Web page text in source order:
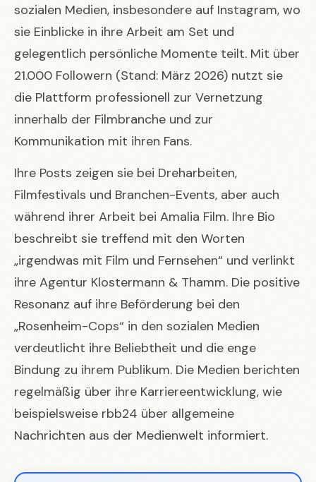
sozialen Medien, insbesondere auf Instagram, wo
sie Einblicke in ihre Arbeit am Set und
gelegentlich persönliche Momente teilt. Mit über
21.000 Followern (Stand: März 2026) nutzt sie
die Plattform professionell zur Vernetzung
innerhalb der Filmbranche und zur
Kommunikation mit ihren Fans.
Ihre Posts zeigen sie bei Dreharbeiten,
Filmfestivals und Branchen-Events, aber auch
während ihrer Arbeit bei Amalia Film. Ihre Bio
beschreibt sie treffend mit den Worten
„irgendwas mit Film und Fernsehen“ und verlinkt
ihre Agentur Klostermann & Thamm. Die positive
Resonanz auf ihre Beförderung bei den
„Rosenheim-Cops“ in den sozialen Medien
verdeutlicht ihre Beliebtheit und die enge
Bindung zu ihrem Publikum. Die Medien berichten
regelmäßig über ihre Karriereentwicklung, wie
beispielsweise rbb24 über allgemeine
Nachrichten aus der Medienwelt informiert.